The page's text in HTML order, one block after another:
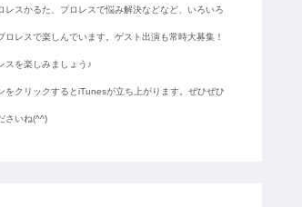
レスかるた、プロレスで悩み解決などなど、いろいろ
ロレスで楽しんでいます。ゲスト出演も常時大募集！
スを楽しみましょう♪
をクリックするとiTunesが立ち上がります。ぜひぜひ
さいね(^^)